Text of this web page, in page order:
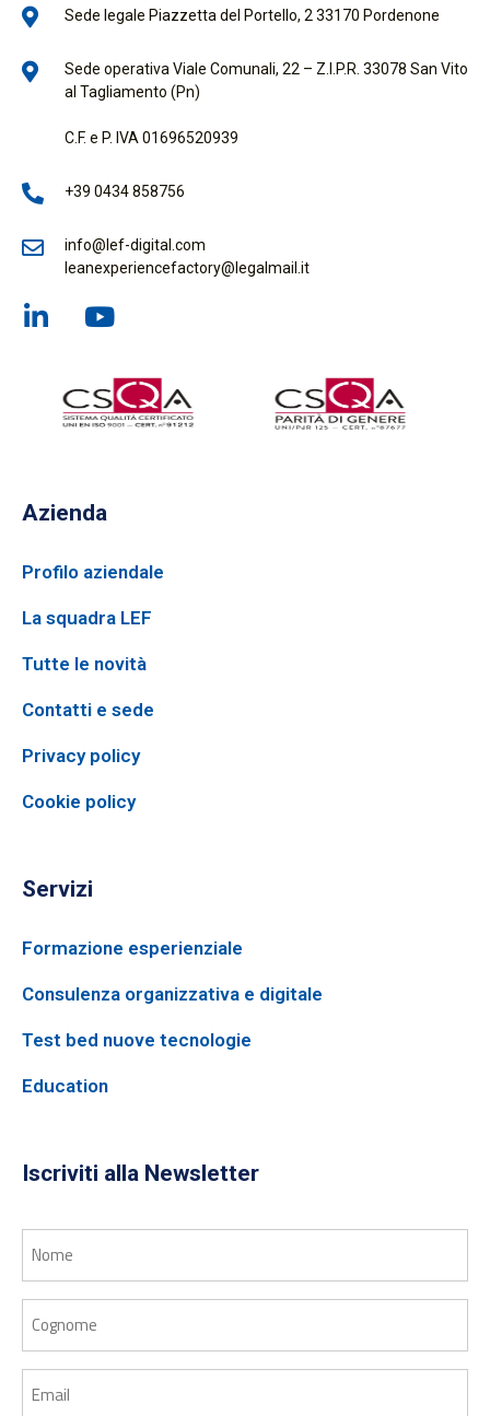
Sede legale Piazzetta del Portello, 2 33170 Pordenone
Sede operativa Viale Comunali, 22 – Z.I.P.R. 33078 San Vito
al Tagliamento (Pn)
C.F. e P. IVA 01696520939
+39 0434 858756
info@lef-digital.com
leanexperiencefactory@legalmail.it
Azienda
Profilo aziendale
La squadra LEF
Tutte le novità
Contatti e sede
Privacy policy
Cookie policy
Servizi
Formazione esperienziale
Consulenza organizzativa e digitale
Test bed nuove tecnologie
Education
Iscriviti alla Newsletter
Nome
Cognome
Email